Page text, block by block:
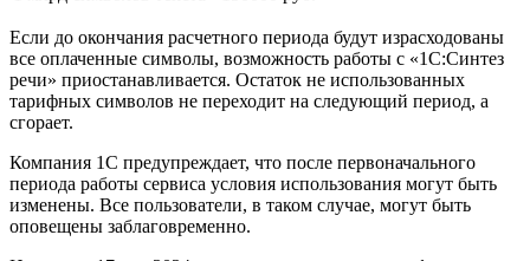
Если до окончания расчетного периода будут израсходованы
все оплаченные символы, возможность работы с «1С:Синтез
речи» приостанавливается. Остаток не использованных
тарифных символов не переходит на следующий период, а
сгорает.
Компания 1С предупреждает, что после первоначального
периода работы сервиса условия использования могут быть
изменены. Все пользователи, в таком случае, могут быть
оповещены заблаговременно.